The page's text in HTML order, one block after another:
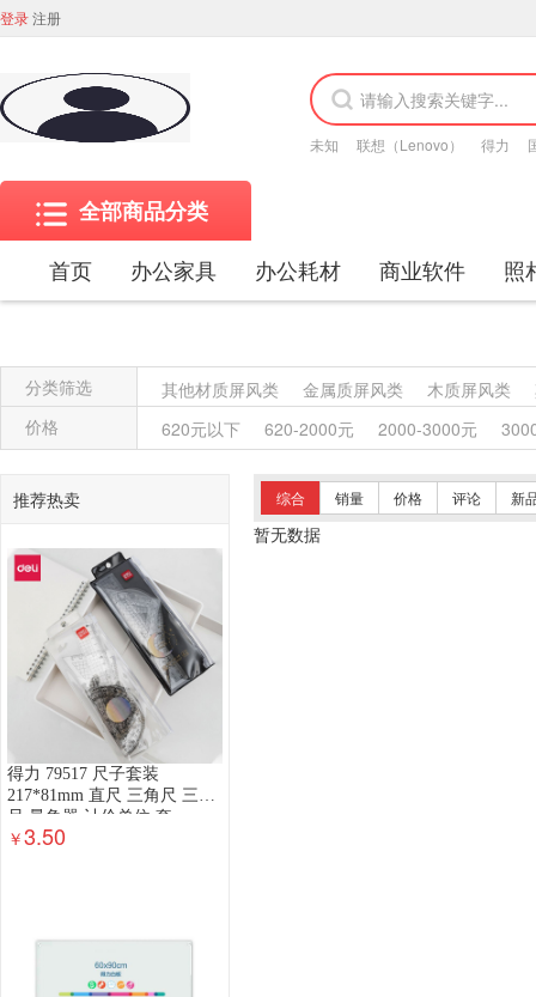
登录注册
未知 联想（Lenovo） 得力
全部商品分类
首页
办公家具 办公耗材 商业软件 照
分类筛选 其他材质屏风类 金属质屏风类 木质屏风类
金属质柜类
保险柜 木质柜类
其他沙发类
竹制、藤制等类似材料沙发类
木骨架沙发类
竹制、藤制等材料椅凳类
木骨架
塑料台、桌类 木制台、桌类
钢木台、桌类
其他床类
轻金属床类
数据库管理系统
通用摄像机
视频会议控制台
价格 620元以下 620-2000元 2000-3000元
推荐热卖
得力 79517 尺子套装
217*81mm 直尺 三角尺 三角
尺 量角器 计价单位:套
￥3.50
综合 销量 价格 评论 新
暂无数据